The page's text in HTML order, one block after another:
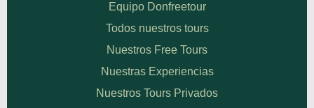
Equipo Donfreetour
Todos nuestros tours
Nuestros Free Tours
Nuestras Experiencias
Nuestros Tours Privados